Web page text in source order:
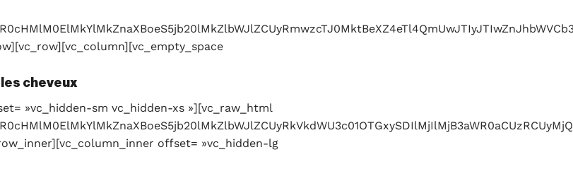
cheveux
»vc_hidden-sm vc_hidden-xs »][vc_raw_html
offset= »vc_hidden-lg